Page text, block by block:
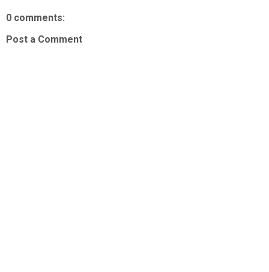
0 comments:
Post a Comment